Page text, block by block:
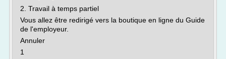
2. Travail à temps partiel
Vous allez être redirigé vers la boutique en ligne du Guide
de l'employeur.
Annuler
1